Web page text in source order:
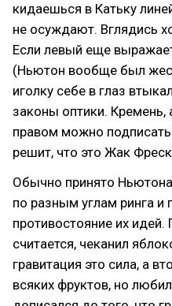
кидаешься в Катьку
не осуждают. Вглядись
Если левый еще
(Ньютон вообще был
иголку себе в глаз
законы оптики. Кремень,
правом можно
решит, что это Жак
Обычно принято
по разным углам ринга и
противостояние их
считается, чеканил
гравитация это сила, а
всяких фруктов, но